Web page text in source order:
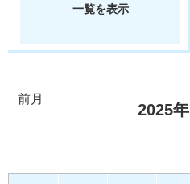
一覧を表示
前月
2025年